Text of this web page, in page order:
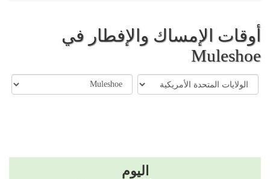
أوقات الإمساك والإفطار في
Muleshoe
اليوم